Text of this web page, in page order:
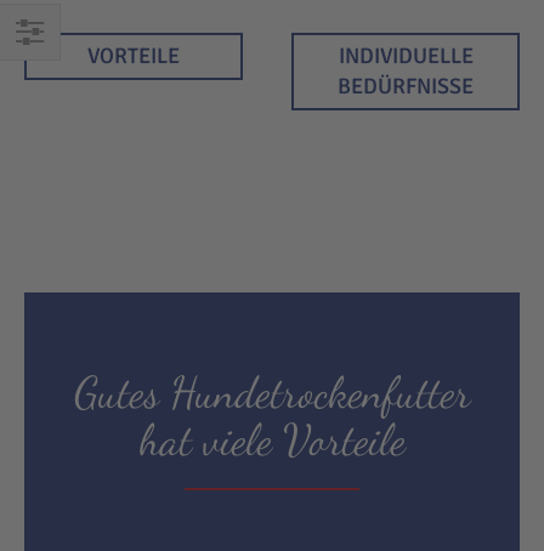
EINKAUFENVORTEILE
INDIVIDUELLE
BEDÜRFNISSE
Gutes Hundetrockenfutter
hat viele Vorteile